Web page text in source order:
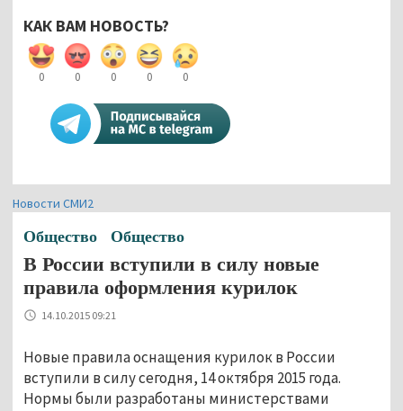
КАК ВАМ НОВОСТЬ?
0 0 0 0 0
Новости СМИ2
Общество Общество
В России вступили в силу новые
правила оформления курилок
14.10.2015 09:21
Новые правила оснащения курилок в России
вступили в силу сегодня, 14 октября 2015 года.
Нормы были разработаны министерствами